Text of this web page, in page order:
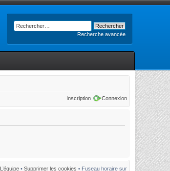
Recherche avancée
Inscription Connexion
L’équipe • Supprimer les cookies • Fuseau horaire sur